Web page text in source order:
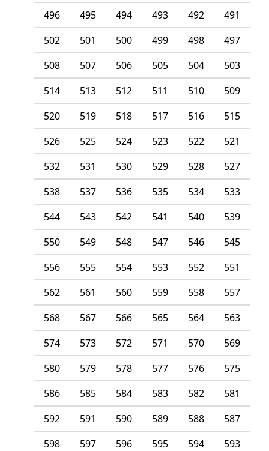
491
492
493
494
495
496
497
498
499
500
501
502
503
504
505
506
507
508
509
510
511
512
513
514
515
516
517
518
519
520
521
522
523
524
525
526
527
528
529
530
531
532
533
534
535
536
537
538
539
540
541
542
543
544
545
546
547
548
549
550
551
552
553
554
555
556
557
558
559
560
561
562
563
564
565
566
567
568
569
570
571
572
573
574
575
576
577
578
579
580
581
582
583
584
585
586
587
588
589
590
591
592
593
594
595
596
597
598